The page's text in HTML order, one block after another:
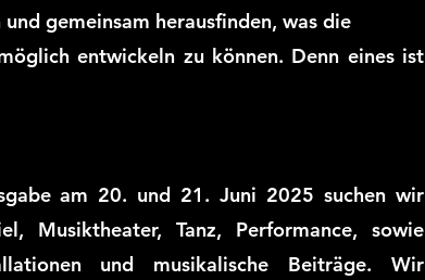
gemeinsam herausfinden, was die
entwickeln zu können. Denn eines ist
am 20. und 21. Juni 2025 suchen wir
Musiktheater, Tanz, Performance, sowie
und musikalische Beiträge. Wir